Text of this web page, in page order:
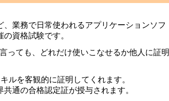
、業務で日常使われるアプリケーションソフ
資格試験です。
っても、どれだけ使いこなせるか他人に証明
ルを客観的に証明してくれます。
通の合格認定証が授与されます。